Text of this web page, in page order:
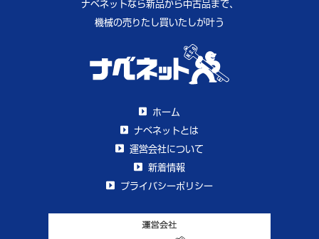
ナベネットなら新品から中古品まで、
機械の売りたし買いたしが叶う
ホーム
ナベネットとは
運営会社について
新着情報
プライバシーポリシー